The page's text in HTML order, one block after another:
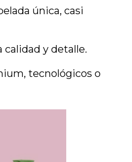
única, casi
calidad y detalle.
tecnológicos o